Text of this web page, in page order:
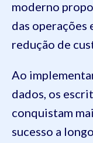
moderno
das operações
redução de
Ao
dados, os
conquistam
sucesso a